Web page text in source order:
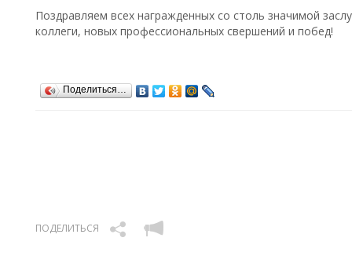
Поздравляем всех награжденных со столь значимой
коллеги, новых профессиональных свершений и побед!
Поделиться…
ПОДЕЛИТЬСЯ